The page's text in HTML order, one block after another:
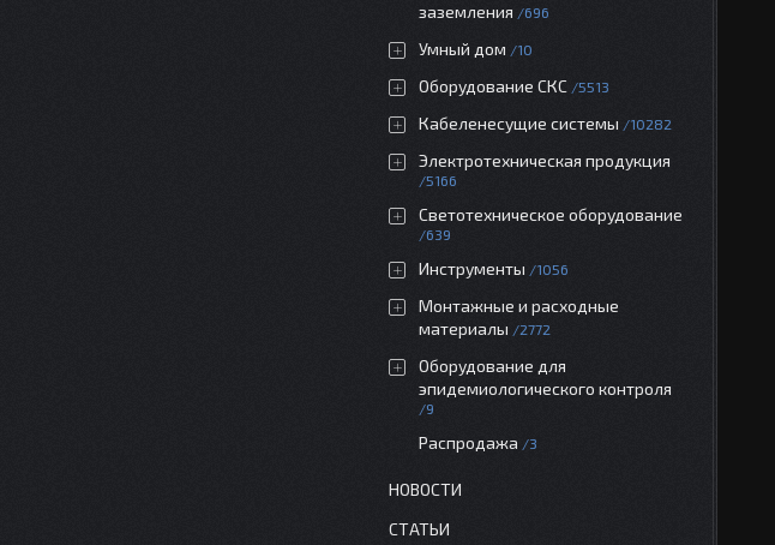
заземления
696
Умный дом 10
Оборудование СКС 5513
Кабеленесущие системы 10282
Электротехническая продукция
5166
Светотехническое оборудование
639
Инструменты 1056
Монтажные и расходные
материалы
2772
Оборудование для
эпидемиологического контроля
9
Распродажа 3
НОВОСТИ
СТАТЬИ